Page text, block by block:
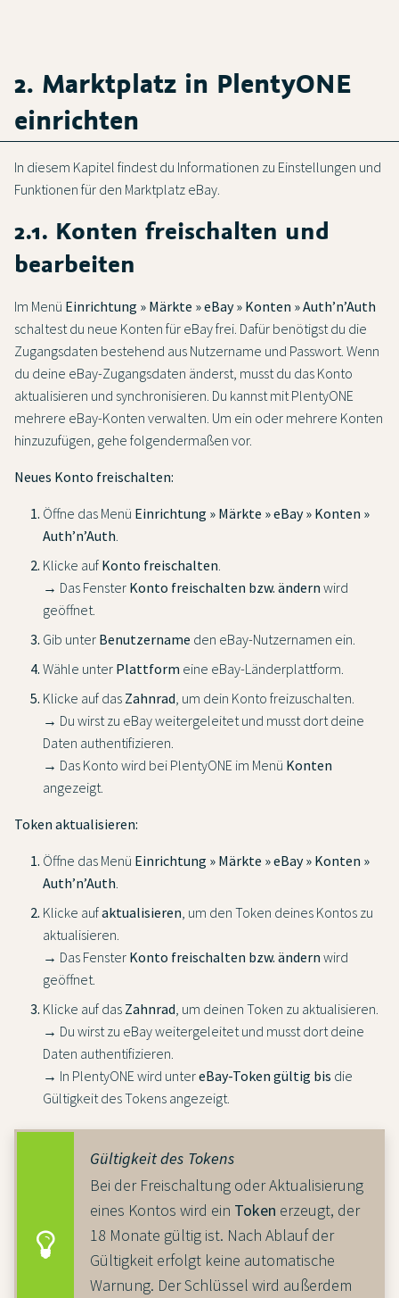
2. Marktplatz in PlentyONE
einrichten
In diesem Kapitel findest du Informationen zu Einstellungen und
Funktionen für den Marktplatz eBay.
2.1. Konten freischalten und
bearbeiten
Im Menü Einrichtung » Märkte » eBay » Konten » Auth’n’Auth
schaltest du neue Konten für eBay frei. Dafür benötigst du die
Zugangsdaten bestehend aus Nutzername und Passwort. Wenn
du deine eBay-Zugangsdaten änderst, musst du das Konto
aktualisieren und synchronisieren. Du kannst mit PlentyONE
mehrere eBay-Konten verwalten. Um ein oder mehrere Konten
hinzuzufügen, gehe folgendermaßen vor.
Neues Konto freischalten:
Öffne das Menü Einrichtung » Märkte » eBay » Konten »
Auth’n’Auth
Klicke auf Konto freischalten
→ Das Fenster Konto freischalten bzw. ändern wird
geöffnet.
Gib unter Benutzername den eBay-Nutzernamen ein.
Wähle unter Plattform eine eBay-Länderplattform.
Klicke auf das Zahnrad , um dein Konto freizuschalten.
→ Du wirst zu eBay weitergeleitet und musst dort deine
Daten authentifizieren.
→ Das Konto wird bei PlentyONE im Menü Konten
angezeigt.
Token aktualisieren:
Öffne das Menü Einrichtung » Märkte » eBay » Konten »
Auth’n’Auth
Klicke aufaktualisieren , um den Token deines Kontos zu
aktualisieren.
→ Das Fenster Konto freischalten bzw. ändern wird
geöffnet.
Klicke auf das Zahnrad , um deinen Token zu aktualisieren.
→ Du wirst zu eBay weitergeleitet und musst dort deine
Daten authentifizieren.
→ In PlentyONE wird untereBay-Token gültig bis die
Gültigkeit des Tokens angezeigt.
Gültigkeit des Tokens
Bei der Freischaltung oder Aktualisierung
eines Kontos wird ein Token erzeugt, der
18 Monate gültig ist. Nach Ablauf der
Gültigkeit erfolgt keine automatische
Warnung. Der Schlüssel wird außerdem